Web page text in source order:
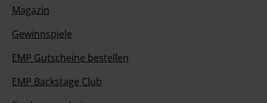
Magazin
Gewinnspiele
EMP Gutscheine bestellen
EMP Backstage Club